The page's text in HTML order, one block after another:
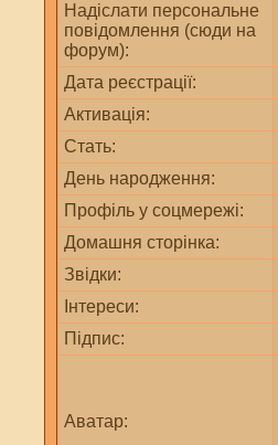
Надіслати персональне
повідомлення (сюди на
форум):
Дата реєстрації:
Активація:
Стать:
День народження:
Профіль у соцмережі:
Домашня сторінка:
Звідки:
Інтереси:
Підпис:
Аватар: